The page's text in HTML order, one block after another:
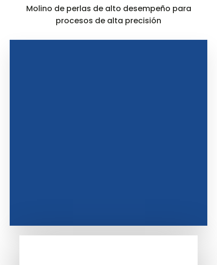
Molino de perlas de alto desempeño para
procesos de alta precisión